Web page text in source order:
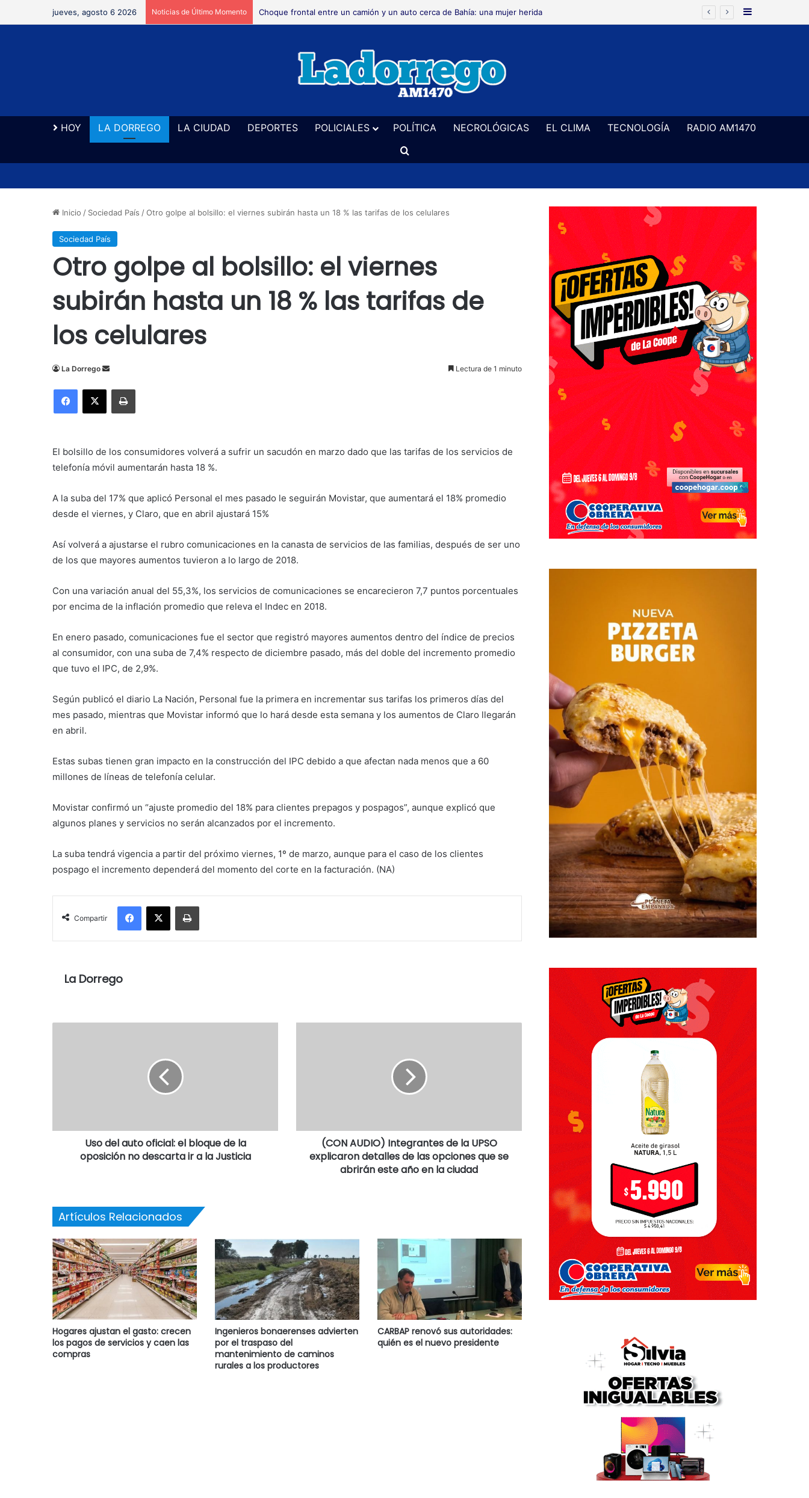
jueves, agosto 6 2026 Noticias de Último Momento Necrológica Barra Lateral
HOY LA DORREGO LA CIUDAD DEPORTES POLICIALES POLÍTICA NECROLÓGICAS EL CLIMA TECNOLOGÍA
RADIO AM1470
Buscar
Inicio / Sociedad País /Otro golpe al bolsillo: el viernes subirán hasta un 18 % las tarifas de los celulares
Sociedad País
Otro golpe al bolsillo: el viernes
subirán hasta un 18 % las tarifas de
los celulares
La Dorrego
Send
email
Lectura de 1 minuto
Facebook
X Imprimir
El bolsillo de los consumidores volverá a sufrir un sacudón en marzo dado que las tarifas de los servicios de
telefonía móvil aumentarán hasta 18 %.
A la suba del 17% que aplicó Personal el mes pasado le seguirán Movistar, que aumentará el 18% promedio
desde el viernes, y Claro, que en abril ajustará 15%
Así volverá a ajustarse el rubro comunicaciones en la canasta de servicios de las familias, después de ser uno
de los que mayores aumentos tuvieron a lo largo de 2018.
Con una variación anual del 55,3%, los servicios de comunicaciones se encarecieron 7,7 puntos porcentuales
por encima de la inflación promedio que releva el Indec en 2018.
En enero pasado, comunicaciones fue el sector que registró mayores aumentos dentro del índice de precios
al consumidor, con una suba de 7,4% respecto de diciembre pasado, más del doble del incremento promedio
que tuvo el IPC, de 2,9%.
Según publicó el diario La Nación, Personal fue la primera en incrementar sus tarifas los primeros días del
mes pasado, mientras que Movistar informó que lo hará desde esta semana y los aumentos de Claro llegarán
en abril.
Estas subas tienen gran impacto en la construcción del IPC debido a que afectan nada menos que a 60
millones de líneas de telefonía celular.
Movistar confirmó un “ajuste promedio del 18% para clientes prepagos y pospagos”, aunque explicó que
algunos planes y servicios no serán alcanzados por el incremento.
La suba tendrá vigencia a partir del próximo viernes, 1º de marzo, aunque para el caso de los clientes
pospago el incremento dependerá del momento del corte en la facturación. (NA)
Compartir
Facebook
X Imprimir
La Dorrego
Uso del auto oficial: el bloque de la
oposición no descarta ir a la Justicia
(CON AUDIO) Integrantes de la UPSO
explicaron detalles de las opciones que se
abrirán este año en la ciudad
Artículos Relacionados
Hogares ajustan el gasto: crecen
los pagos de servicios y caen las
compras
Ingenieros bonaerenses advierten
por el traspaso del
mantenimiento de caminos
rurales a los productores
CARBAP renovó sus autoridades:
quién es el nuevo presidente